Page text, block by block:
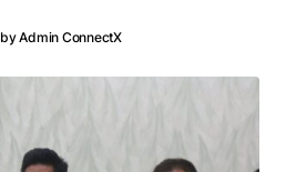
byAdmin ConnectX